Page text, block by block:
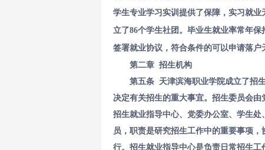
学生专业学习实训提供了保障，实习就业
立了86个学生社团。 毕业生就业率常年保
签署就业协议，符合条件的可以申请落户
第二章 招生机构
第五条 天津滨海职业学院成立了招
决定有关招生的重大事宜。招生委员会由
招生就业指导中心、党委办公室、学生
员，职责是研究招生工作中的重要事项
行。招生就业指导中心是负责日常招生